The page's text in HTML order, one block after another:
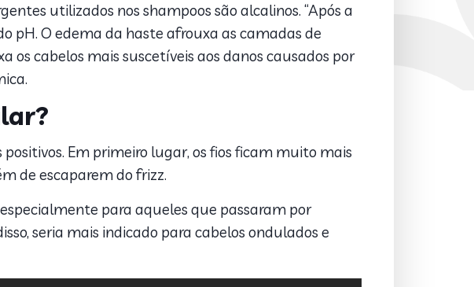
utilizados nos shampoos são alcalinos. “Após a
pH. O edema da haste afrouxa as camadas de
os cabelos mais suscetíveis aos danos causados por
Em primeiro lugar, os fios ficam muito mais
de escaparem do frizz.
para aqueles que passaram por
seria mais indicado para cabelos ondulados e